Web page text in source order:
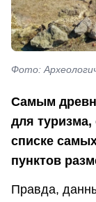
Фото:
Самым
для туризма,
списке
пунктов
Правда,